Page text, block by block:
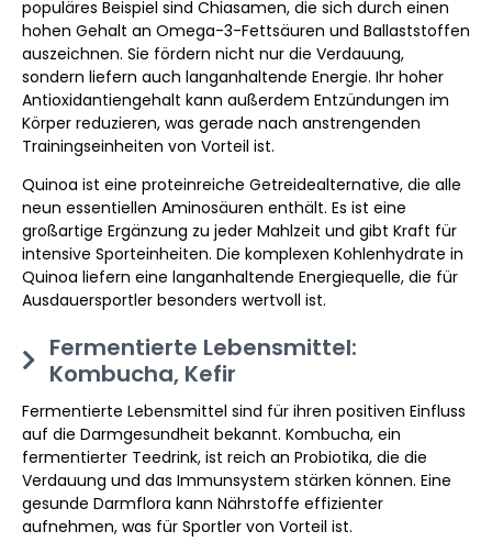
populäres Beispiel sind Chiasamen, die sich durch einen
hohen Gehalt an Omega-3-Fettsäuren und Ballaststoffen
auszeichnen. Sie fördern nicht nur die Verdauung,
sondern liefern auch langanhaltende Energie. Ihr hoher
Antioxidantiengehalt kann außerdem Entzündungen im
Körper reduzieren, was gerade nach anstrengenden
Trainingseinheiten von Vorteil ist.
Quinoa ist eine proteinreiche Getreidealternative, die alle
neun essentiellen Aminosäuren enthält. Es ist eine
großartige Ergänzung zu jeder Mahlzeit und gibt Kraft für
intensive Sporteinheiten. Die komplexen Kohlenhydrate in
Quinoa liefern eine langanhaltende Energiequelle, die für
Ausdauersportler besonders wertvoll ist.
Fermentierte Lebensmittel:
Kombucha, Kefir
Fermentierte Lebensmittel sind für ihren positiven Einfluss
auf die Darmgesundheit bekannt. Kombucha, ein
fermentierter Teedrink, ist reich an Probiotika, die die
Verdauung und das Immunsystem stärken können. Eine
gesunde Darmflora kann Nährstoffe effizienter
aufnehmen, was für Sportler von Vorteil ist.